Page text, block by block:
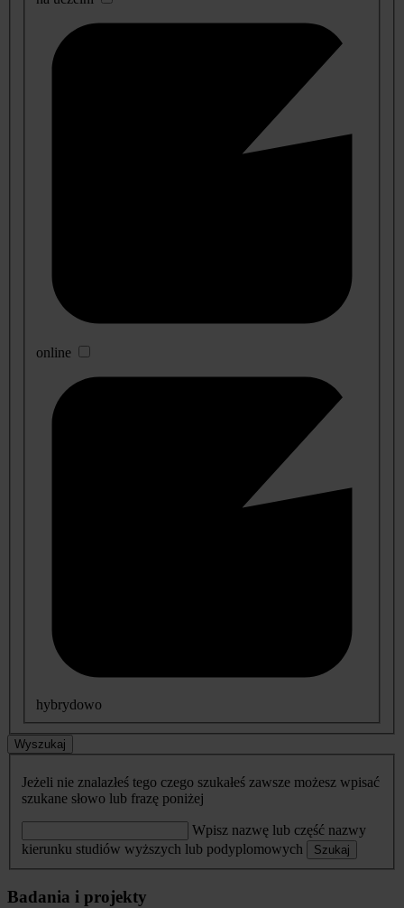
online
hybrydowo
Wyszukaj
Jeżeli nie znalazłeś tego czego szukałeś zawsze możesz wpisać
szukane słowo lub frazę poniżej
Wpisz nazwę lub część nazwy
kierunku studiów wyższych lub podyplomowych
Szukaj
Badania i projekty